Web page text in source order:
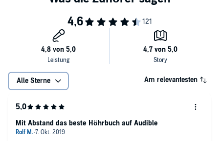
Alle Sterne Am relevantesten
Mit Abstand das beste Höhrbuch auf Audible